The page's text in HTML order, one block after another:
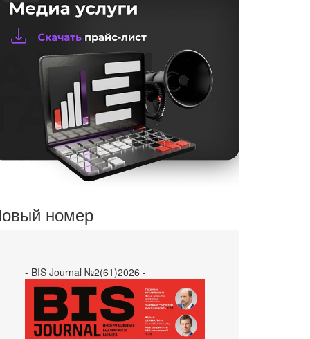
номер
- BIS Journal №2(61)2026 -